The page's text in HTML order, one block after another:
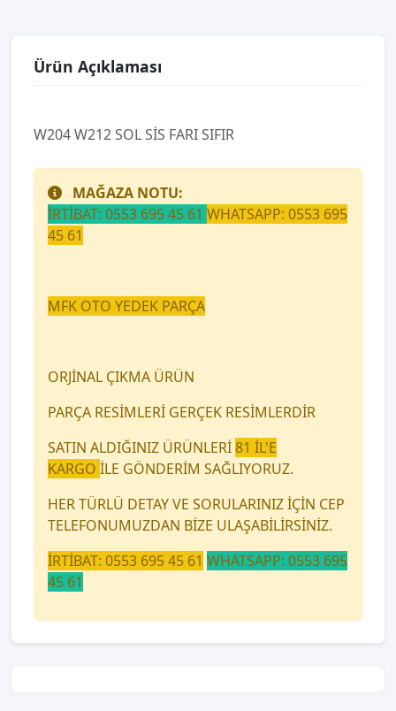
Ürün Açıklaması
W204 W212 SOL SİS FARI SIFIR
MAĞAZA NOTU:
İRTİBAT: 0553 695 45 61 WHATSAPP: 0553 695
45 61
MFK OTO YEDEK PARÇA
ORJİNAL ÇIKMA ÜRÜN
PARÇA RESİMLERİ GERÇEK RESİMLERDİR
SATIN ALDIĞINIZ ÜRÜNLERİ 81 İL'E
KARGO İLE GÖNDERİM SAĞLIYORUZ.
HER TÜRLÜ DETAY VE SORULARINIZ İÇİN CEP
TELEFONUMUZDAN BİZE ULAŞABİLİRSİNİZ.
İRTİBAT: 0553 695 45 61 WHATSAPP: 0553 695
45 61